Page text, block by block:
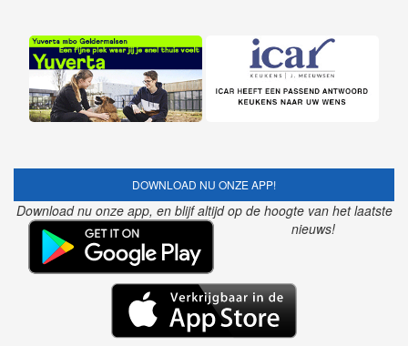
DOWNLOAD NU ONZE APP!
Download nu onze app, en blijf altijd op de hoogte van het laatste
nieuws!